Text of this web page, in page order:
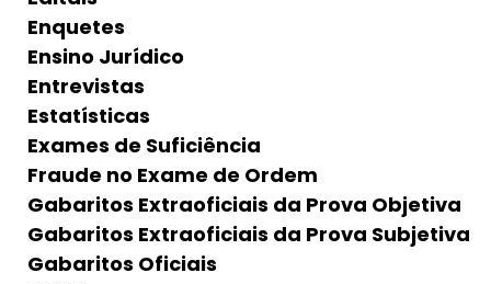
Enquetes
Ensino Jurídico
Entrevistas
Estatísticas
Exames de Suficiência
Fraude no Exame de Ordem
Gabaritos Extraoficiais da Prova Objetiva
Gabaritos Extraoficiais da Prova Subjetiva
Gabaritos Oficiais